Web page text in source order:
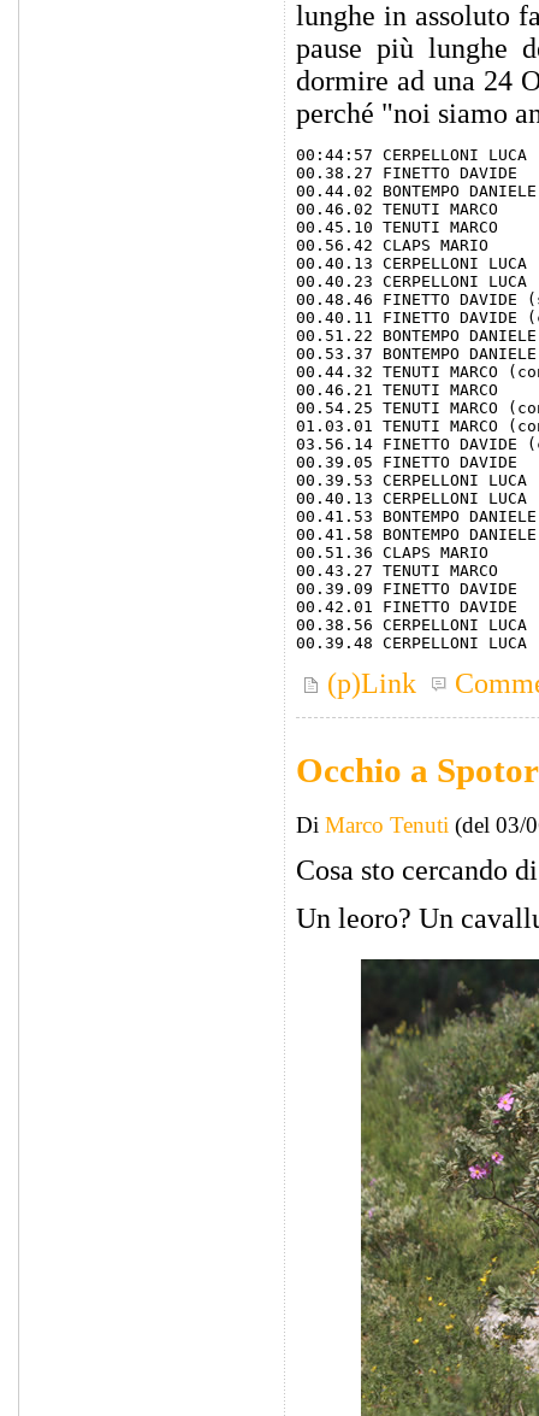
lunghe in assoluto
pause più lunghe
dormire ad una 24
perché "noi siamo
00:44:57 CERPELLONI
00.38.27 FINETTO DAVIDE
00.44.02 BONTEMPO
00.46.02 TENUTI MARCO
00.45.10 TENUTI MARCO
00.56.42 CLAPS MARIO
00.40.13 CERPELLONI LUCA
00.40.23 CERPELLONI LUCA
00.48.46 FINETTO
00.40.11 FINETTO DAVIDE
00.51.22 BONTEMPO
00.53.37 BONTEMPO DANIELE
00.44.32 TENUTI MARCO
00.46.21 TENUTI MARCO
00.54.25 TENUTI MARCO
01.03.01 TENUTI MARCO
03.56.14 FINETTO
00.39.05 FINETTO DAVIDE
00.39.53 CERPELLONI LUCA
00.40.13 CERPELLONI LUCA
00.41.53 BONTEMPO DANIELE
00.41.58 BONTEMPO DANIELE
00.51.36 CLAPS MARIO
00.43.27 TENUTI MARCO
00.39.09 FINETTO DAVIDE
00.42.01 FINETTO DAVIDE
00.38.56 CERPELLONI LUCA
(p)Link
Occhio a
Di Marco Tenuti (del 03/
Cosa sto cercando
Un leoro? Un